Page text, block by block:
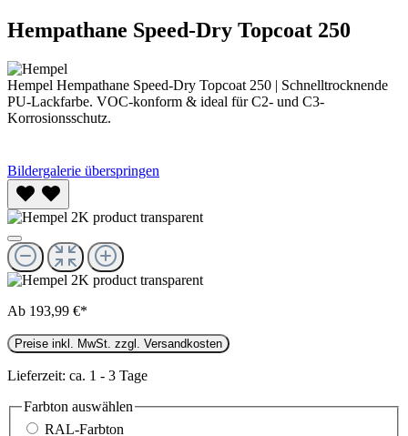
Hempathane Speed-Dry Topcoat 250
Hempel Hempathane Speed-Dry Topcoat 250 | Schnelltrocknende
PU-Lackfarbe. VOC-konform & ideal für C2- und C3-
Korrosionsschutz.
Bildergalerie überspringen
Ab 193,99 €*
Preise inkl. MwSt. zzgl. Versandkosten
Lieferzeit: ca. 1 - 3 Tage
Farbton auswählen
RAL-Farbton